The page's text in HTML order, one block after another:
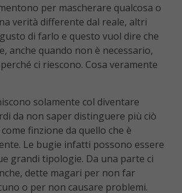
per mascherare qualcosa o
verità differente dal reale, altri
di farlo e questo vuol dire che
anche quando non è necessario,
ci riescono. Cosa veramente
solamente col diventare
da non saper distinguere più ciò
finzione da quello che è
Le bugie infatti possono essere
grandi tipologie. Da una parte ci
dette magari per non far
o per non causare problemi.